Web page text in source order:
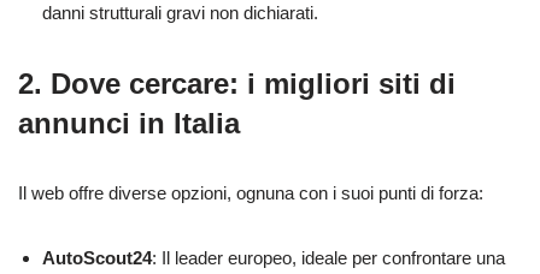
danni strutturali gravi non dichiarati.
2. Dove cercare: i migliori siti di
annunci in Italia
Il web offre diverse opzioni, ognuna con i suoi punti di forza:
AutoScout24: Il leader europeo, ideale per confrontare una